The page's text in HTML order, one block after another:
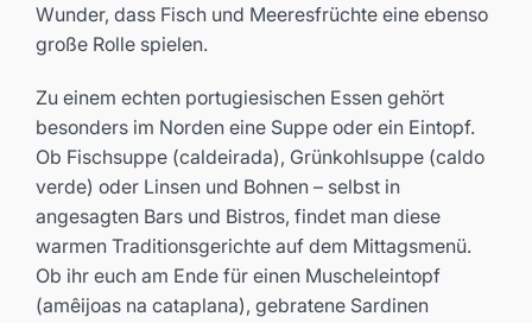
Wunder, dass Fisch und Meeresfrüchte eine ebenso
große Rolle spielen.
Zu einem echten portugiesischen Essen gehört
besonders im Norden eine Suppe oder ein Eintopf.
Ob Fischsuppe (caldeirada), Grünkohlsuppe (caldo
verde) oder Linsen und Bohnen – selbst in
angesagten Bars und Bistros, findet man diese
warmen Traditionsgerichte auf dem Mittagsmenü.
Ob ihr euch am Ende für einen Muscheleintopf
(amêijoas na cataplana), gebratene Sardinen